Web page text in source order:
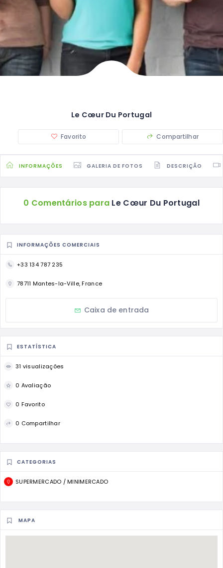
Le Cœur Du Portugal
Favorito Compartilhar
INFORMAÇÕES GALERIA DE FOTOS DESCRIÇÃO
0 Comentários para Le Cœur Du Portugal
INFORMAÇÕES COMERCIAIS
+33 134 787 235
78711 Mantes-la-Ville, France
Caixa de entrada
ESTATÍSTICA
31 visualizações
0 Avaliação
0 Favorito
0 Compartilhar
CATEGORIAS
SUPERMERCADO / MINIMERCADO
MAPA